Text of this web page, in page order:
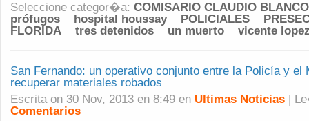
Seleccione categor�a: COMISARIO CLAUDIO BLANCO
prófugos
hospital houssay POLICIALES
FLORIDA
tres detenidos un muerto vicente
San Fernando: un operativo conjunto entre la Policía y el
recuperar materiales robados
Escrita on 30 Nov, 2013 en 8:49 en Ultimas Noticias |
Comentarios